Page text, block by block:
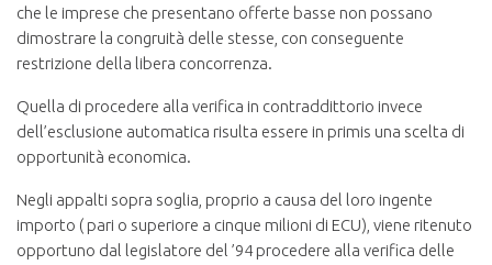
che le imprese che presentano offerte basse non possano
dimostrare la congruità delle stesse, con conseguente
restrizione della libera concorrenza.
Quella di procedere alla verifica in contraddittorio invece
dell’esclusione automatica risulta essere in primis una scelta di
opportunità economica.
Negli appalti sopra soglia, proprio a causa del loro ingente
importo ( pari o superiore a cinque milioni di ECU), viene ritenuto
opportuno dal legislatore del ’94 procedere alla verifica delle